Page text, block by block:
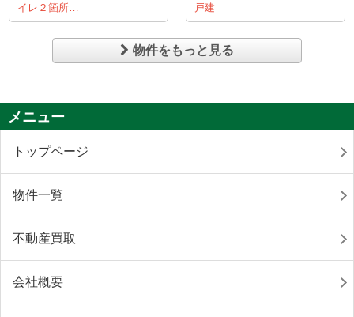
イレ２箇所…
戸建
物件をもっと見る
メニュー
トップページ
物件一覧
不動産買取
会社概要